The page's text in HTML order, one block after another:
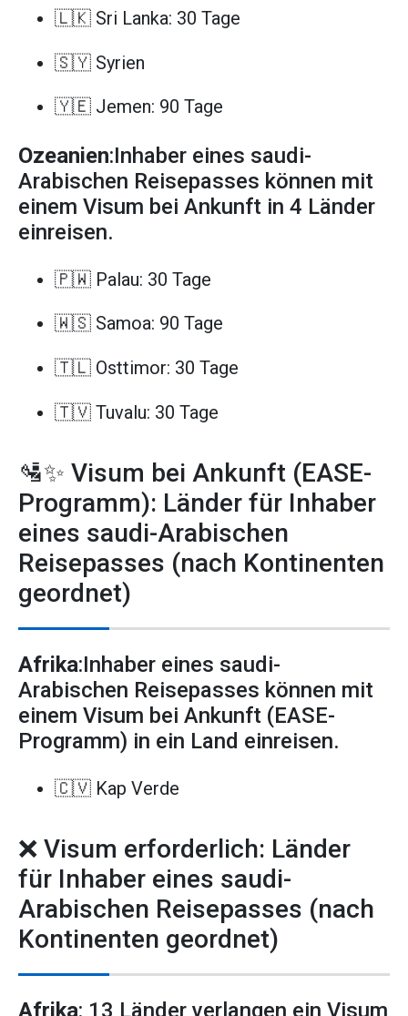
🇱🇰 Sri Lanka: 30 Tage
🇸🇾 Syrien
🇾🇪 Jemen: 90 Tage
Ozeanien:Inhaber eines saudi-
Arabischen Reisepasses können mit
einem Visum bei Ankunft in 4 Länder
einreisen.
🇵🇼 Palau: 30 Tage
🇼🇸 Samoa: 90 Tage
🇹🇱 Osttimor: 30 Tage
🇹🇻 Tuvalu: 30 Tage
🛂✨ Visum bei Ankunft (EASE-
Programm): Länder für Inhaber
eines saudi-Arabischen
Reisepasses (nach Kontinenten
geordnet)
Afrika:Inhaber eines saudi-
Arabischen Reisepasses können mit
einem Visum bei Ankunft (EASE-
Programm) in ein Land einreisen.
🇨🇻 Kap Verde
❌ Visum erforderlich: Länder
für Inhaber eines saudi-
Arabischen Reisepasses (nach
Kontinenten geordnet)
Afrika: 13 Länder verlangen ein Visum